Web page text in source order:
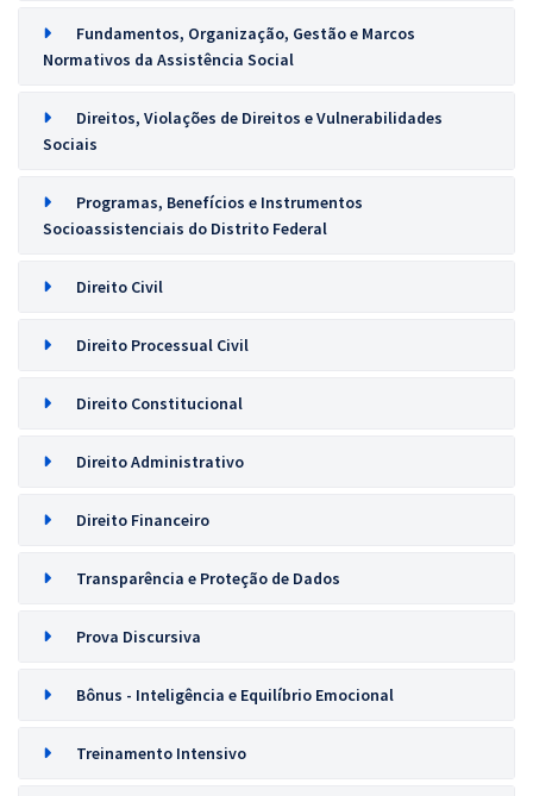
Fundamentos, Organização, Gestão e Marcos
Normativos da Assistência Social
Direitos, Violações de Direitos e Vulnerabilidades
Sociais
Programas, Benefícios e Instrumentos
Socioassistenciais do Distrito Federal
Direito Civil
Direito Processual Civil
Direito Constitucional
Direito Administrativo
Direito Financeiro
Transparência e Proteção de Dados
Prova Discursiva
Bônus - Inteligência e Equilíbrio Emocional
Treinamento Intensivo